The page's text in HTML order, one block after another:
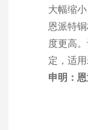
大幅缩
恩派特
度更高
定，适
申明：